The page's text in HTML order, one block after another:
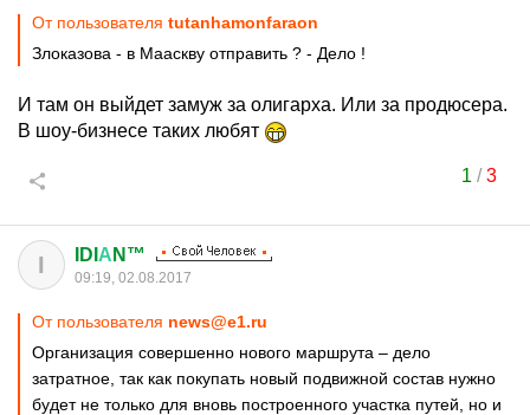
От пользователя tutanhamonfaraon
Злоказова - в Мааскву отправить ? - Дело !
И там он выйдет замуж за олигарха. Или за продюсера.
В шоу-бизнесе таких любят
1 /3
I IDI А N™
09:19, 02.08.2017
От пользователя news@e1.ru
Организация совершенно нового маршрута – дело
затратное, так как покупать новый подвижной состав нужно
будет не только для вновь построенного участка путей, но и